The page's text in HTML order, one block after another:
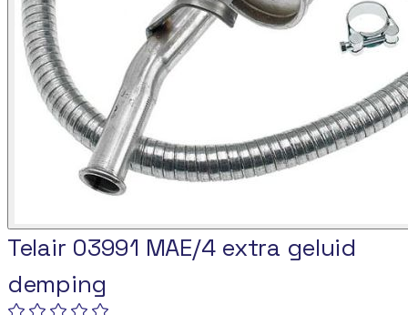
Telair 03991 MAE/4 extra geluid
demping